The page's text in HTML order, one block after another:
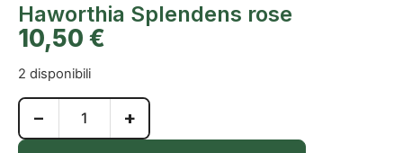
Haworthia Splendens rose
10,50 €
2 disponibili
− +